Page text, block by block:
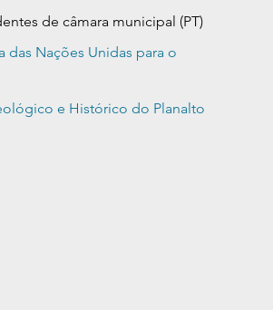
de câmara municipal (PT)
Nações Unidas para o
e Histórico do Planalto